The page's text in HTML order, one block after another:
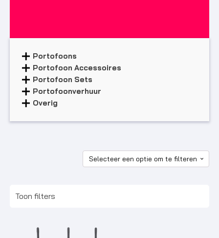
Portofoons
Portofoon Accessoires
Portofoon Sets
Portofoonverhuur
Overig
Toon filters